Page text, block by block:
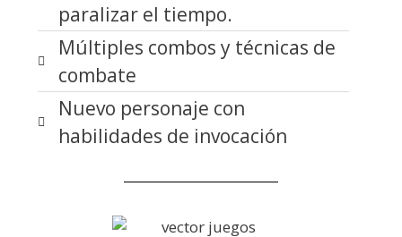
paralizar el tiempo.
Múltiples combos y técnicas de
combate
Nuevo personaje con
habilidades de invocación